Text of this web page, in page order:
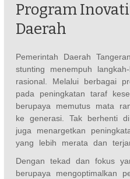
Program
Daerah
Pemerintah Daerah
stunting menempuh
rasional. Melalui berbagai
pada peningkatan taraf
berupaya memutus mata
ke generasi. Tak berhenti
juga menargetkan
yang lebih merata dan
Dengan tekad dan fokus
berupaya mengoptimalkan